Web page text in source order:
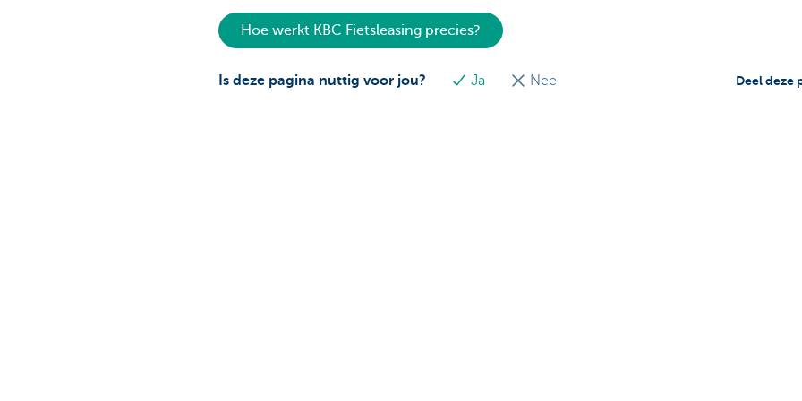
Hoe werkt KBC Fietsleasing precies?
Is deze pagina nuttig voor jou? Ja Nee Deel deze